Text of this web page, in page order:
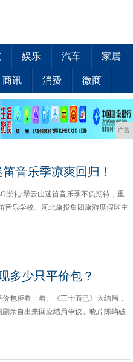
娱乐 汽车 家居
商讯 消费 微商
广告
音乐季凉爽回归！
礼·翠云山迷笛音乐季不负期待，重
乐学校、河北旅投集团旅游度假区主
多少只平价包？
包柜看一看。《三十而已》大结局，
亲自出来回应结局争议。晓芹陈屿破